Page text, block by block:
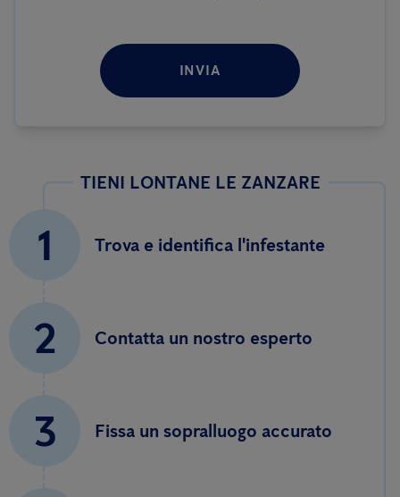
INVIA
TIENI LONTANE LE ZANZARE
1 Trova e identifica l'infestante
2 Contatta un nostro esperto
3 Fissa un sopralluogo accurato